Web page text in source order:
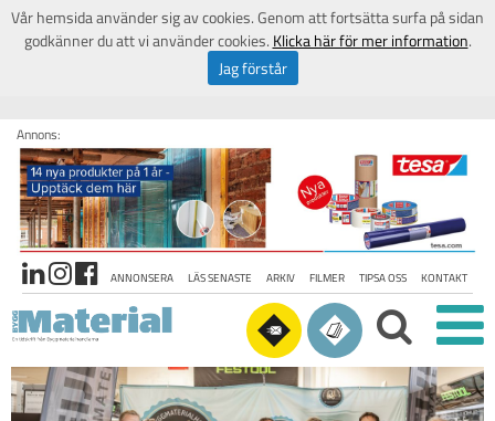
Annons:
ANNONSERA LÄS SENASTE ARKIV FILMER TIPSA OSS KONTAKT
Vår hemsida använder sig av cookies. Genom att fortsätta surfa på sidan
godkänner du att vi använder cookies. Klicka här för mer information.
Jag förstår